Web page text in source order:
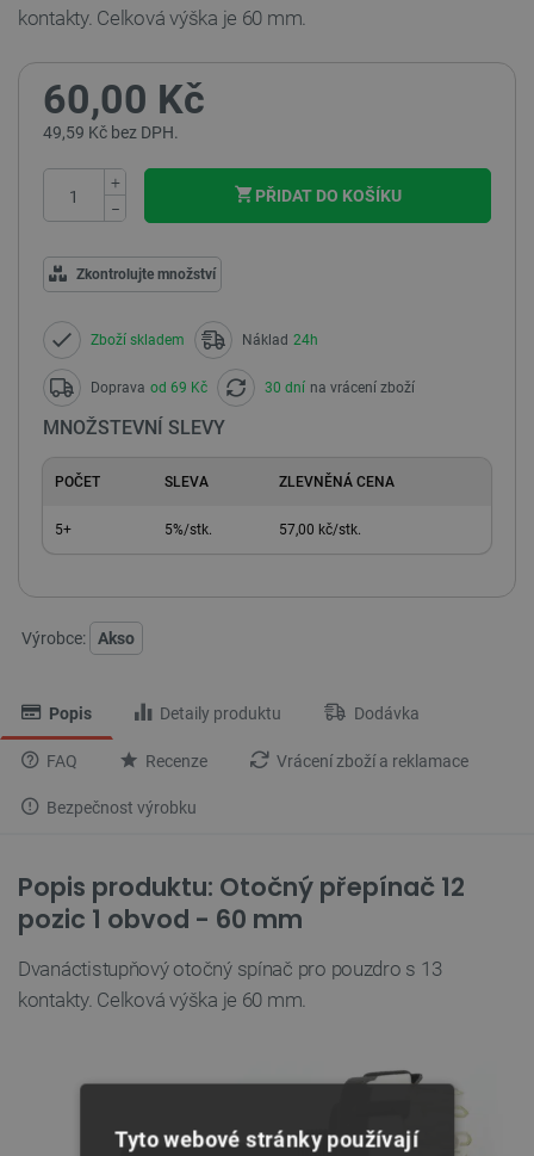
kontakty. Celková výška je 60 mm.
60,00 Kč
49,59 Kč bez DPH.
+
−
PŘIDAT DO KOŠÍKU
Zkontrolujte množství
Zboží skladem Náklad 24h
Doprava od 69 Kč 30 dní na vrácení zboží
MNOŽSTEVNÍ SLEVY
POČET SLEVA ZLEVNĚNÁ CENA
5+ 5%/stk. 57,00 kč/stk.
Výrobce: Akso
Popis Detaily produktu Dodávka
FAQ Recenze Vrácení zboží a reklamace
Bezpečnost výrobku
Popis produktu: Otočný přepínač 12
pozic 1 obvod - 60 mm
Dvanáctistupňový otočný spínač pro pouzdro s 13
kontakty. Celková výška je 60 mm.
Tyto webové stránky používají